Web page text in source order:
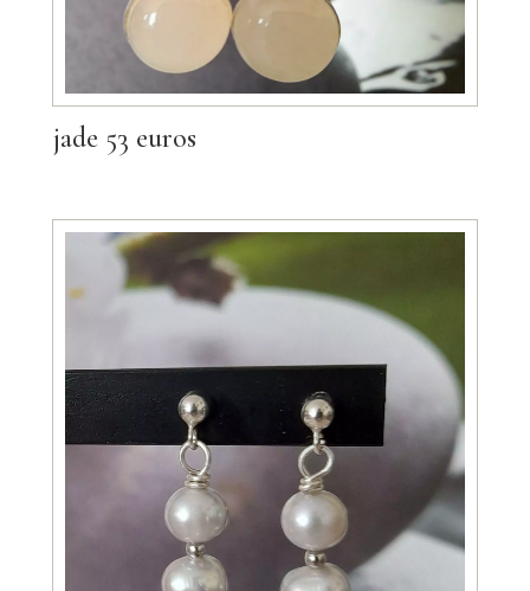
jade 53 euros